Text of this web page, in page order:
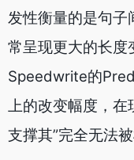
发性衡量的是句子
常呈现更大的长度
Speedwrite的
上的改变幅度，
支撑其”完全无法被